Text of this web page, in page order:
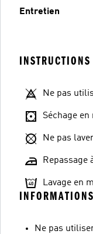
Entretien
Ne pas
Séchage
Ne pas
Repassage
Lavage en
Ne pas